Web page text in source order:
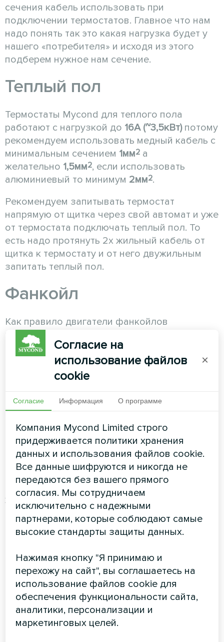
сечения кабель использовать при
подключении термостатов. Главное что нам
надо понять так это какая нагрузка будет у
нашего «потребителя» и исходя из этого
подберем нужное нам сечение.
Теплый пол
Термостаты Mycond для теплого пола
работают с нагрузкой до 16А (~3,5кВт)потому
рекомендуем использовать медный кабель с
минимальным сечением 1мм2 а
желательно 1,5мм2, если использовать
алюминиевый то минимум 2мм2.
Рекомендуем запитывать термостат
напрямую от щитка через свой автомат и уже
от термостата подключать теплый пол. То
есть надо протянуть 2х жильный кабель от
щитка к термостату и от него двужильным
запитать теплый пол.
Фанкойл
Как правило двигатели фанкойлов
маломощные потому реле в термостатах
всего3А то есть~660Вт.Достаточно
использовать медный кабель с сечением
1мм2или алюминиевый
Рекомендуем запитывать термостат
напрямую от щитка через свой автомат и уже
от термостата подключать фанкойл/ы. От
щитка к протянуть двужильный кабель к
термостату и от него уже подключать
фанкойл. Например если у нас двух трубная
система и 3 скорости вентилятора то от
термостата к фанкойлу протягиваем 5ти
жильный кабель а если четырех трубная то
6ти жильный.
Гигростат
Достаточно использовать медный кабель с
сечением от0,75до 1мм 2или
алюминиевый1мм 2.
P.S. по данной ссылке находится легкий в
использовании онлайн калькулятор
Согласие на
использование файлов
cookie
×
Согласие Информация О программе
Компания Mycond Limited строго
придерживается политики хранения
данных и использования файлов cookie.
Все данные шифруются и никогда не
передаются без вашего прямого
согласия. Мы сотрудничаем
исключительно с надежными
партнерами, которые соблюдают самые
высокие стандарты защиты данных.
Нажимая кнопку "Я принимаю и
перехожу на сайт", вы соглашаетесь на
использование файлов cookie для
обеспечения функциональности сайта,
аналитики, персонализации и
маркетинговых целей.